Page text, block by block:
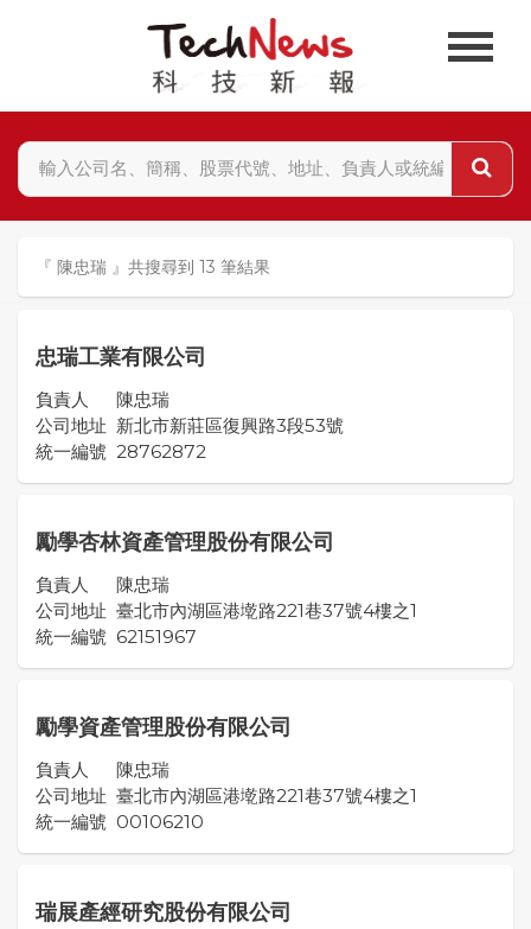
『 陳忠瑞 』共搜尋到 13 筆結果
忠瑞工業有限公司
負責人
陳忠瑞
公司地址 新北市新莊區復興路3段53號
統一編號 28762872
勵學杏林資產管理股份有限公司
負責人
陳忠瑞
公司地址 臺北市內湖區港墘路221巷37號4樓之1
統一編號 62151967
勵學資產管理股份有限公司
負責人
陳忠瑞
公司地址 臺北市內湖區港墘路221巷37號4樓之1
統一編號 00106210
瑞展產經研究股份有限公司